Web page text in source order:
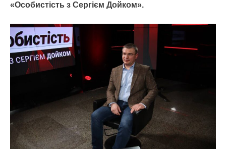
«Особистість з Сергієм Дойком».